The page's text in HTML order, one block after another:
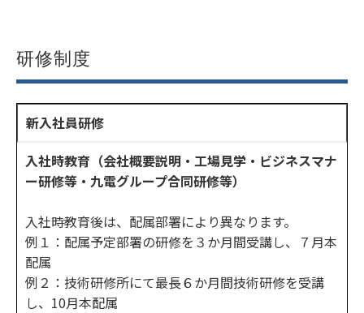
研修制度
新入社員研修
入社時教育（会社概要説明・工場見学・ビジネスマナ
ー研修等・九電グループ合同研修等）
入社時教育後は、配属部署により異なります。
例１：配属予定部署の研修を３か月間受講し、７月本
配属
例２：技術研修所にて最長６か月間技術研修を受講
し、10月本配属